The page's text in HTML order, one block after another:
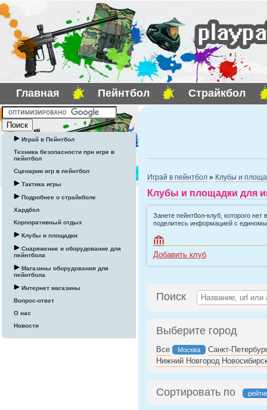
Главная Пейнтбол Страйкбол
Играй в Пейнтбол
Техника безопасности при игре в
пейнтбол
Сценарии игр в пейнтбол
Тактика игры
Подробнее о страйкболе
Хардбол
Корпоративный отдых
Клубы и площадки
Снаряжение и оборудование для
пейнтбола
Магазины оборудования для
пейнтбола
Интернет магазины
Вопрос-ответ
О нас
Новости
Играй в пейнтбол » Клубы и
Клубы и площадки для
Занете пейнтбол-клуб, которого
поделитесь информацией с
Добавить клуб
Поиск
Выберите город
Все Москва
Санкт-
Нижний Новгород
Сортировать по